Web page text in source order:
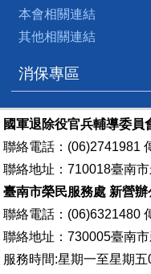
本會相關連結
其他相關連結
消保專區
國軍退除役官兵輔導委員
聯絡電話：(06)2741981
聯絡地址：710018臺南
臺南市榮民服務處 新營辦
聯絡電話：(06)6321480
聯絡地址：730005臺南
服務時間:星期一至星期